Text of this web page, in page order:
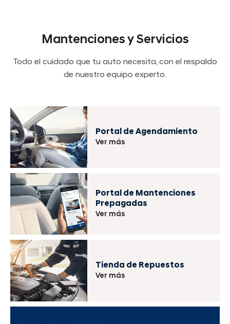
Mantenciones y Servicios
Todo el cuidado que tu auto necesita, con el respaldo
de nuestro equipo experto.
Portal de Agendamiento
Ver más
Portal de Mantenciones
Prepagadas
Ver más
Tienda de Repuestos
Ver más